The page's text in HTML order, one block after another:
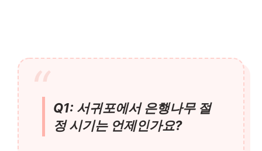
Q1: 서귀포에서 은행나무 절
정 시기는 언제인가요?